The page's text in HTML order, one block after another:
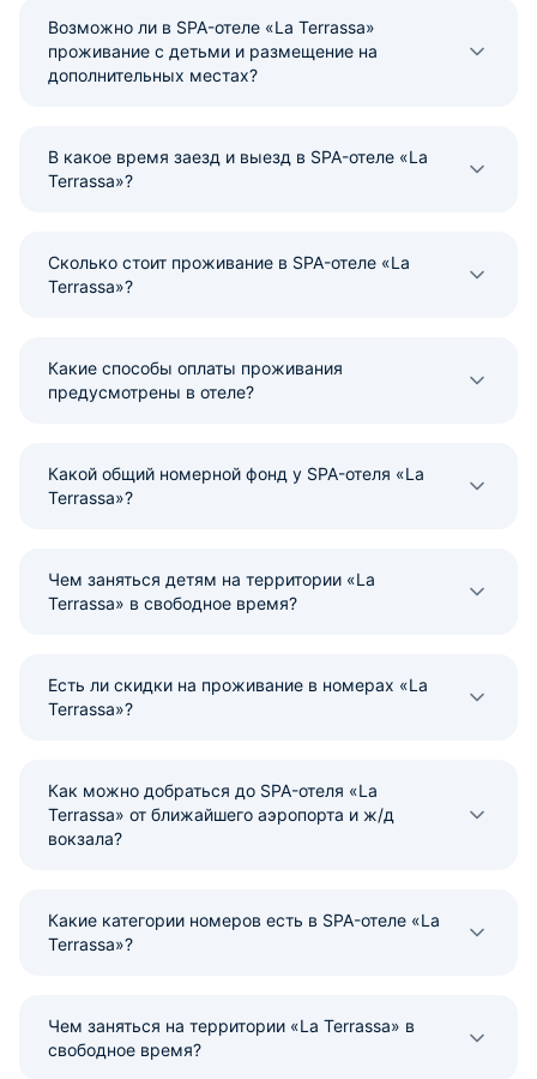
Возможно ли в SPA-отеле «La Terrassa»
проживание с детьми и размещение на
дополнительных местах?
В какое время заезд и выезд в SPA-отеле «La
Terrassa»?
Сколько стоит проживание в SPA-отеле «La
Terrassa»?
Какие способы оплаты проживания
предусмотрены в отеле?
Какой общий номерной фонд у SPA-отеля «La
Terrassa»?
Чем заняться детям на территории «La
Terrassa» в свободное время?
Есть ли скидки на проживание в номерах «La
Terrassa»?
Как можно добраться до SPA-отеля «La
Terrassa» от ближайшего аэропорта и ж/д
вокзала?
Какие категории номеров есть в SPA-отеле «La
Terrassa»?
Чем заняться на территории «La Terrassa» в
свободное время?